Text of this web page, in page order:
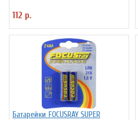
112 р.
Батарейки FOCUSRAY SUPER